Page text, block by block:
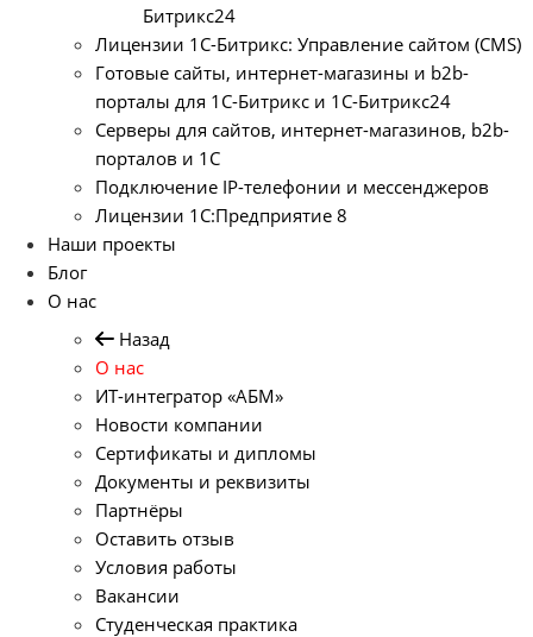
Битрикс24
Лицензии 1С-Битрикс: Управление сайтом (CMS)
Готовые сайты, интернет-магазины и b2b-
порталы для 1С-Битрикс и 1С-Битрикс24
Серверы для сайтов, интернет-магазинов, b2b-
порталов и 1С
Подключение IP-телефонии и мессенджеров
Лицензии 1C:Предприятие 8
Наши проекты
Блог
О нас
Назад
О нас
ИТ-интегратор «АБМ»
Новости компании
Сертификаты и дипломы
Документы и реквизиты
Партнёры
Оставить отзыв
Условия работы
Вакансии
Студенческая практика